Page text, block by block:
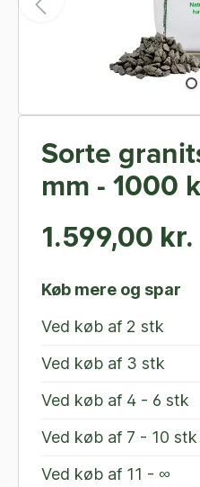
Sorte
mm - 1000
1.599,00 kr.
Køb mere og spar
Ved køb af 2 stk
Ved køb af 3 stk
Ved køb af 4 - 6 stk
Ved køb af 7 - 10 stk
Ved køb af 11 - ∞